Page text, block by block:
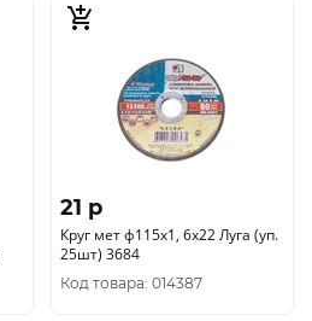
21 p
Круг мет ф115х1, 6х22 Луга (уп.
25шт) 3684
Код товара: 014387